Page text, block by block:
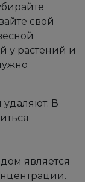
свой
у растений и
В
является